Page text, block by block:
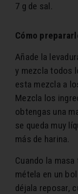
7 g de sal.
Cómo
Añade la
y mezcla todos
esta mezcla a
Mezcla los
obtengas una
se queda muy
más de harina.
Cuando la
métela en un
déjala reposar,